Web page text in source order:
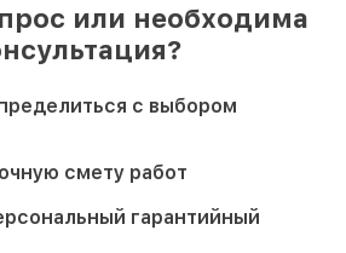
или необходима
с выбором
смету работ
гарантийный